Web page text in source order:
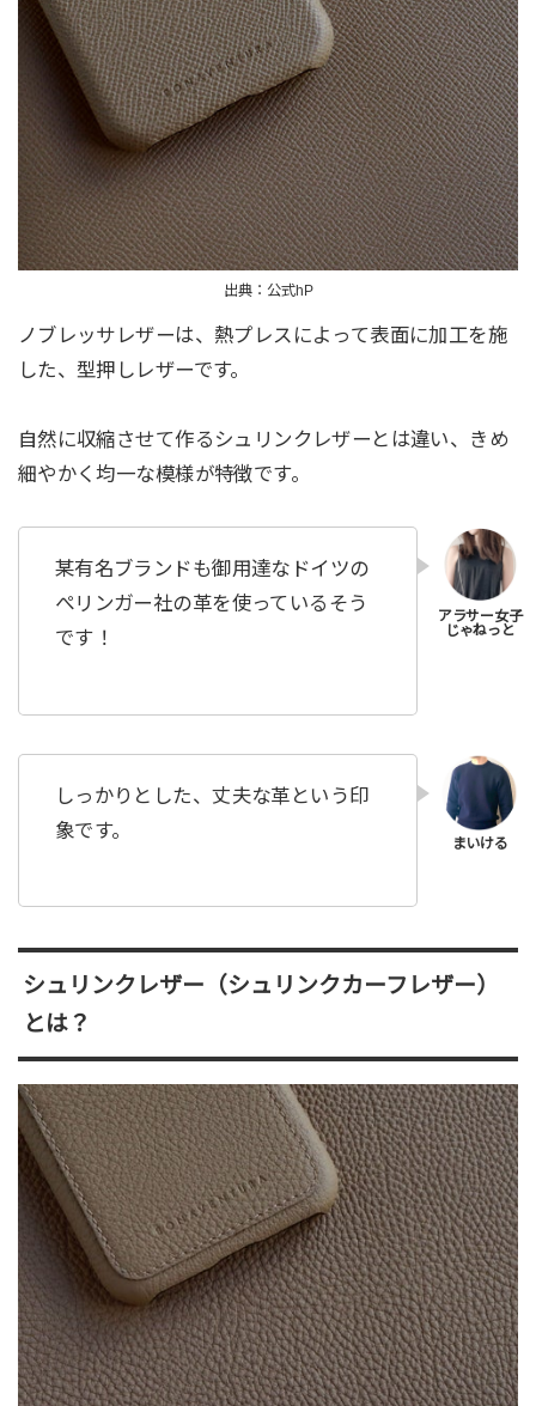
出典：公式hP
ノブレッサレザーは、熱プレスによって表面に加工を施
した、型押しレザーです。
自然に収縮させて作るシュリンクレザーとは違い、きめ
細やかく均一な模様が特徴です。
某有名ブランドも御用達なドイツの
ぺリンガー社の革を使っているそう
です！
しっかりとした、丈夫な革という印
象です。
シュリンクレザー（シュリンクカーフレザー）
とは？